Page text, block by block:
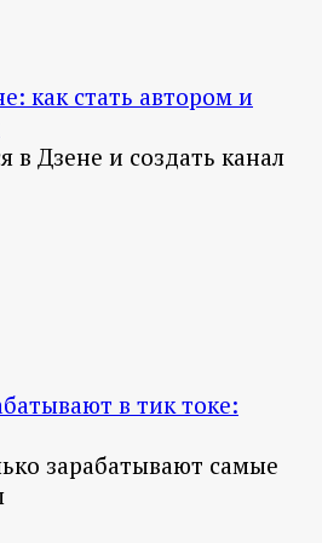
как стать автором и
в Дзене и создать канал
в тик токе:
зарабатывают самые